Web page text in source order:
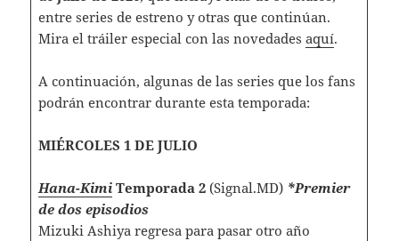
entre series de estreno y otras que continúan.
Mira el tráiler especial con las novedades aquí.
A continuación, algunas de las series que los fans
podrán encontrar durante esta temporada:
MIÉRCOLES 1 DE JULIO
Hana-KimiTemporada 2(Signal.MD) *Premier
de dos episodios
Mizuki Ashiya regresa para pasar otro año